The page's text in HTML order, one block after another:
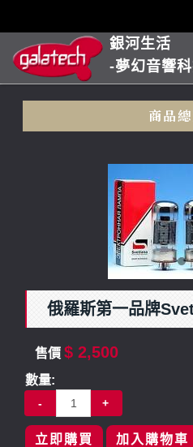
銀河生活
-夢幻音響
商品
俄羅斯第一品牌
售價 $ 2,500
數量:
- +
立即購買 加入購物車